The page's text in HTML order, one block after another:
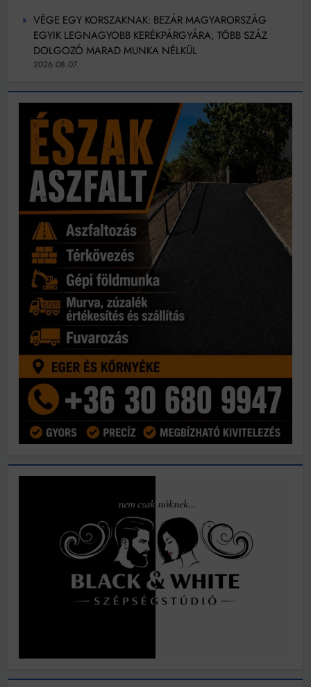
VÉGE EGY KORSZAKNAK: BEZÁR MAGYARORSZÁG
EGYIK LEGNAGYOBB KERÉKPÁRGYÁRA, TÖBB SZÁZ
DOLGOZÓ MARAD MUNKA NÉLKÜL
2026.08.07.